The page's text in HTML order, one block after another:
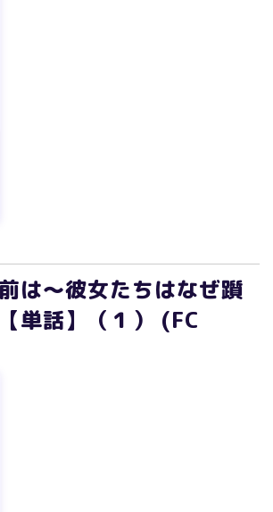
は～彼女たちはなぜ躓
単話】（１） (FC